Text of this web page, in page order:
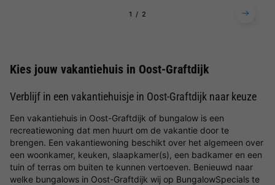
1 2
Kies jouw vakantiehuis in Oost-Graftdijk
Verblijf in een vakantiehuisje in Oost-Graftdijk naar keuze
Een vakantiehuis in Oost-Graftdijk of bungalow is een
recreatiewoning dat men huurt om de vakantie door te
brengen. Een vakantiewoning beschikt over het algemeen over
een woonkamer, keuken, slaapkamer(s), een badkamer en een
tuin of terras om buiten te kunnen vertoeven. Benieuwd naar
welke bungalows in Oost-Graftdijk wij op BungalowSpecials te